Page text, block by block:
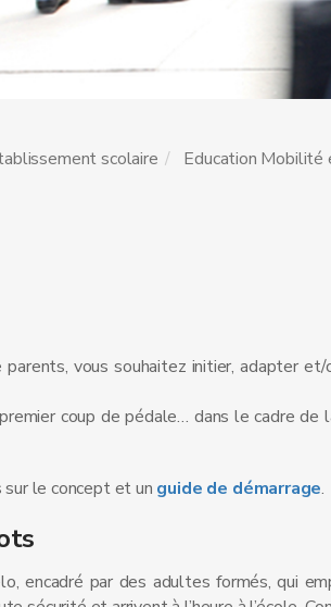
scolaire Education Mobilité
vous souhaitez initier, adapter et/
coup de pédale… dans le cadre de
le concept et un guide de démarrage.
encadré par des adultes formés, qui